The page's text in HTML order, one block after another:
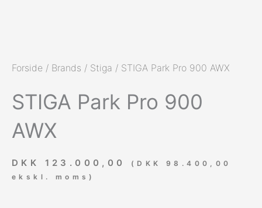
Forside / Brands / Stiga / STIGA Park Pro 900 AWX
STIGA Park Pro 900
AWX
DKK 123.000,00 ( DKK
98.400,00
ekskl. moms)